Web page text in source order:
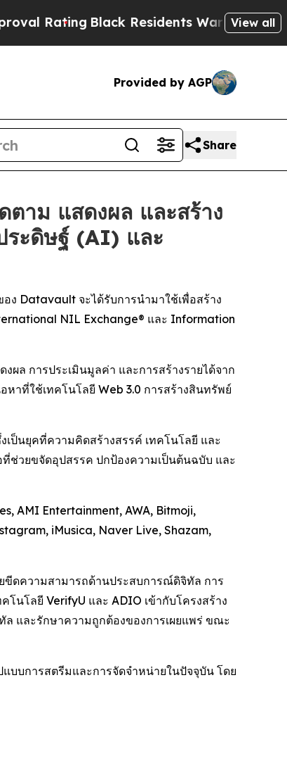
Black Residents Warned of AbusiveView all
Provided by AGP
Share
าม แสดงผล และสร้าง
ระดิษฐ์ (AI) และ
ง Datavault จะได้รับการนำมาใช้เพื่อสร้าง
NIL Exchange® และ Information
ผล การประเมินมูลค่า และการสร้างรายได้จาก
าที่ใช้เทคโนโลยี Web 3.0 การสร้างสินทรัพย์
ป็นยุคที่ความคิดสร้างสรรค์ เทคโนโลยี และ
ช่วยขจัดอุปสรรค ปกป้องความเป็นต้นฉบับ และ
AMI Entertainment, AWA, Bitmoji,
iMusica, Naver Live, Shazam,
ขีดความสามารถด้านประสบการณ์ดิจิทัล การ
นโลยี VerifyU และ ADIO เข้ากับโครงสร้าง
และรักษาความถูกต้องของการเผยแพร่ ขณะ
บบการสตรีมและการจัดจำหน่ายในปัจจุบัน โดย